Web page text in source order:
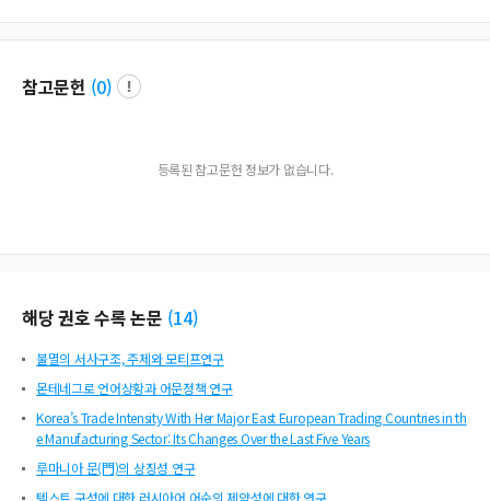
참고문헌 (0)
등록된 참고문헌 정보가 없습니다.
해당 권호 수록 논문 (14)
불멸의 서사구조, 주제와 모티프연구
몬테네그로 언어상황과 어문정책 연구
Korea’s Trade Intensity With Her Major East European Trading Countries in th
e Manufacturing Sector: Its Changes Over the Last Five Years
루마니아 문(門)의 상징성 연구